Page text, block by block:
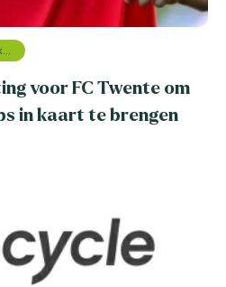
Sportmarketing onderzoek
voor FC Twente om
in kaart te brengen